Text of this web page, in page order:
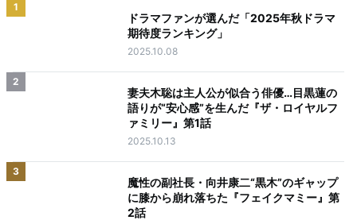
1
ドラマファンが選んだ「2025年秋ドラマ
期待度ランキング」
2025.10.08
2
妻夫木聡は主人公が似合う俳優…目黒蓮の
語りが“安心感”を生んだ『ザ・ロイヤルフ
ァミリー』第1話
2025.10.13
3
魔性の副社長・向井康二“黒木”のギャップ
に膝から崩れ落ちた『フェイクマミー』第
2話